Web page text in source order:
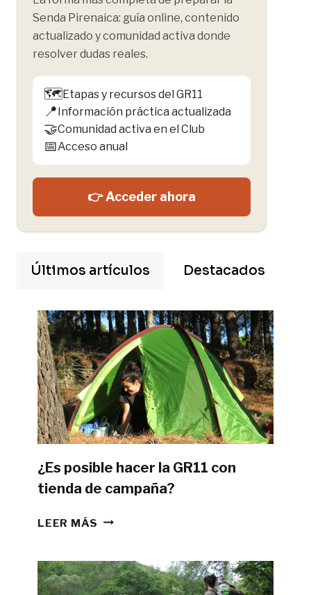
Senda Pirenaica: guía online, contenido
actualizado y comunidad activa donde
resolver dudas reales.
🗺️Etapas y recursos del GR11
📍Información práctica actualizada
🤝Comunidad activa en el Club
📅Acceso anual
👉 Acceder ahora
Últimos artículos Destacados
¿Es posible hacer la GR11 con
tienda de campaña?
LEER MÁS ¿ES
LA
GR11